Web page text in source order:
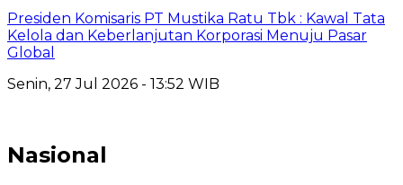
Presiden Komisaris PT Mustika Ratu Tbk : Kawal Tata
Kelola dan Keberlanjutan Korporasi Menuju Pasar
Global
Senin, 27 Jul 2026 - 13:52 WIB
Nasional